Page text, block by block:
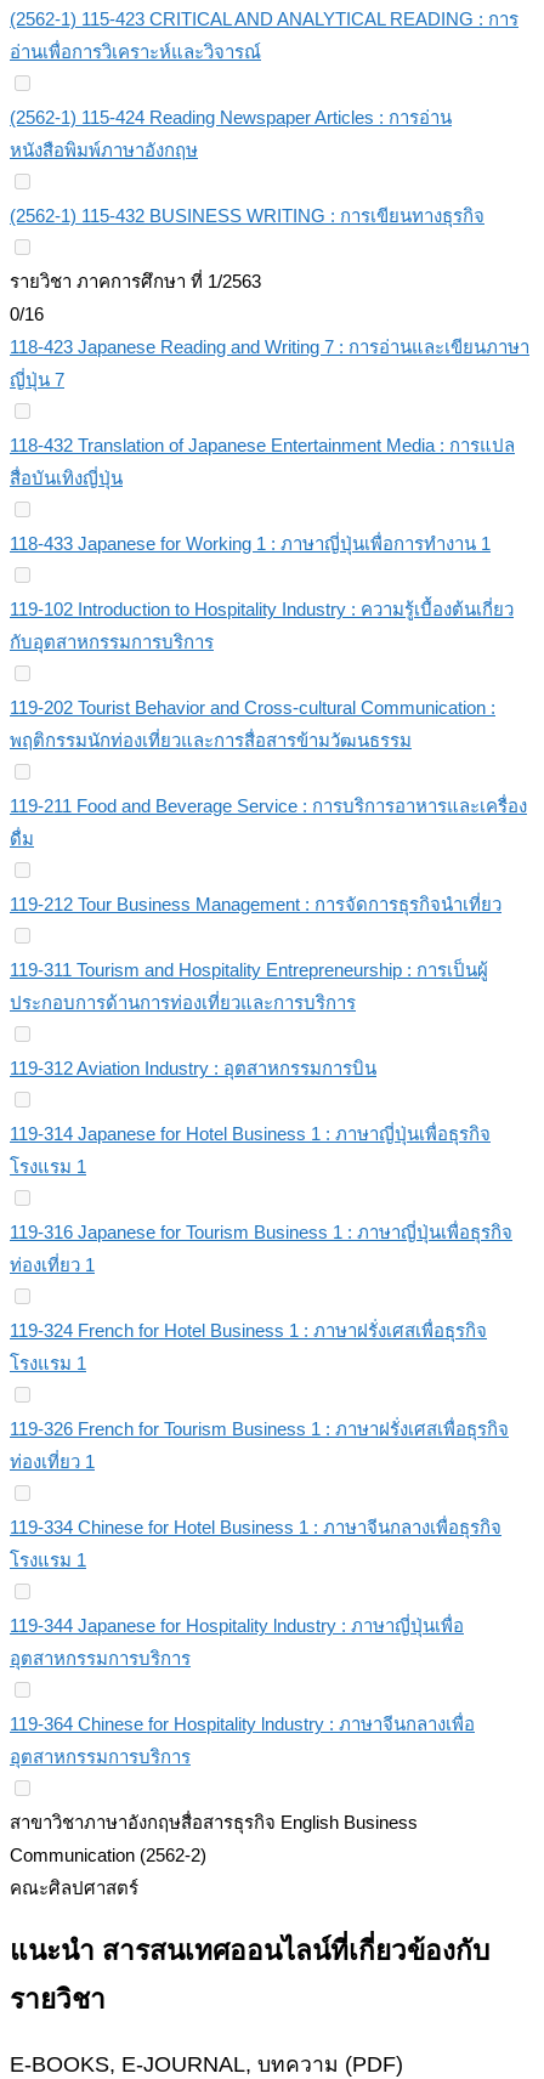
(2562-1) 115-423 CRITICAL AND ANALYTICAL READING : การ
อ่านเพื่อการวิเคราะห์และวิจารณ์
(2562-1) 115-424 Reading Newspaper Articles : การอ่าน
หนังสือพิมพ์ภาษาอังกฤษ
(2562-1) 115-432 BUSINESS WRITING : การเขียนทางธุรกิจ
รายวิชา ภาคการศึกษา ที่ 1/2563
0/16
118-423 Japanese Reading and Writing 7 : การอ่านและเขียนภาษา
ญี่ปุ่น 7
118-432 Translation of Japanese Entertainment Media : การแปล
สื่อบันเทิงญี่ปุ่น
118-433 Japanese for Working 1 : ภาษาญี่ปุ่นเพื่อการทำงาน 1
119-102 Introduction to Hospitality Industry : ความรู้เบื้องต้นเกี่ยว
กับอุตสาหกรรมการบริการ
119-202 Tourist Behavior and Cross-cultural Communication :
พฤติกรรมนักท่องเที่ยวและการสื่อสารข้ามวัฒนธรรม
119-211 Food and Beverage Service : การบริการอาหารและเครื่อง
ดื่ม
119-212 Tour Business Management : การจัดการธุรกิจนำเที่ยว
119-311 Tourism and Hospitality Entrepreneurship : การเป็นผู้
ประกอบการด้านการท่องเที่ยวและการบริการ
119-312 Aviation Industry : อุตสาหกรรมการบิน
119-314 Japanese for Hotel Business 1 : ภาษาญี่ปุ่นเพื่อธุรกิจ
โรงแรม 1
119-316 Japanese for Tourism Business 1 : ภาษาญี่ปุ่นเพื่อธุรกิจ
ท่องเที่ยว 1
119-324 French for Hotel Business 1 : ภาษาฝรั่งเศสเพื่อธุรกิจ
โรงแรม 1
119-326 French for Tourism Business 1 : ภาษาฝรั่งเศสเพื่อธุรกิจ
ท่องเที่ยว 1
119-334 Chinese for Hotel Business 1 : ภาษาจีนกลางเพื่อธุรกิจ
โรงแรม 1
119-344 Japanese for Hospitality lndustry : ภาษาญี่ปุ่นเพื่อ
อุตสาหกรรมการบริการ
119-364 Chinese for Hospitality lndustry : ภาษาจีนกลางเพื่อ
อุตสาหกรรมการบริการ
สาขาวิชาภาษาอังกฤษสื่อสารธุรกิจ English Business
Communication (2562-2)
คณะศิลปศาสตร์
แนะนำ สารสนเทศออนไลน์ที่เกี่ยวข้องกับ
รายวิชา
E-BOOKS, E-JOURNAL, บทความ (PDF)